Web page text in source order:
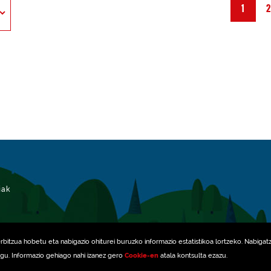
hobetu eta nabigazio ohiturei buruzko informazio estatistikoa lortzeko.
Informazio gehiago nahi izanez gero Cookie-en atala kontsulta ezazu.
1 2